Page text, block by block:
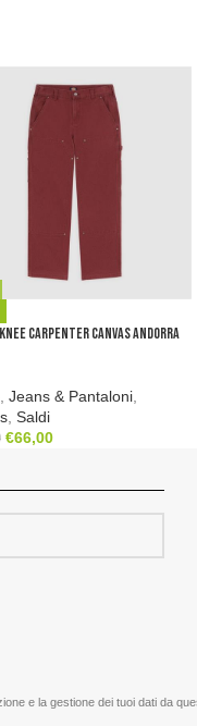
Carpenter Canvas Andorra
, Jeans & Pantaloni,
, Saldi
€66,00
e la gestione dei tuoi dati da